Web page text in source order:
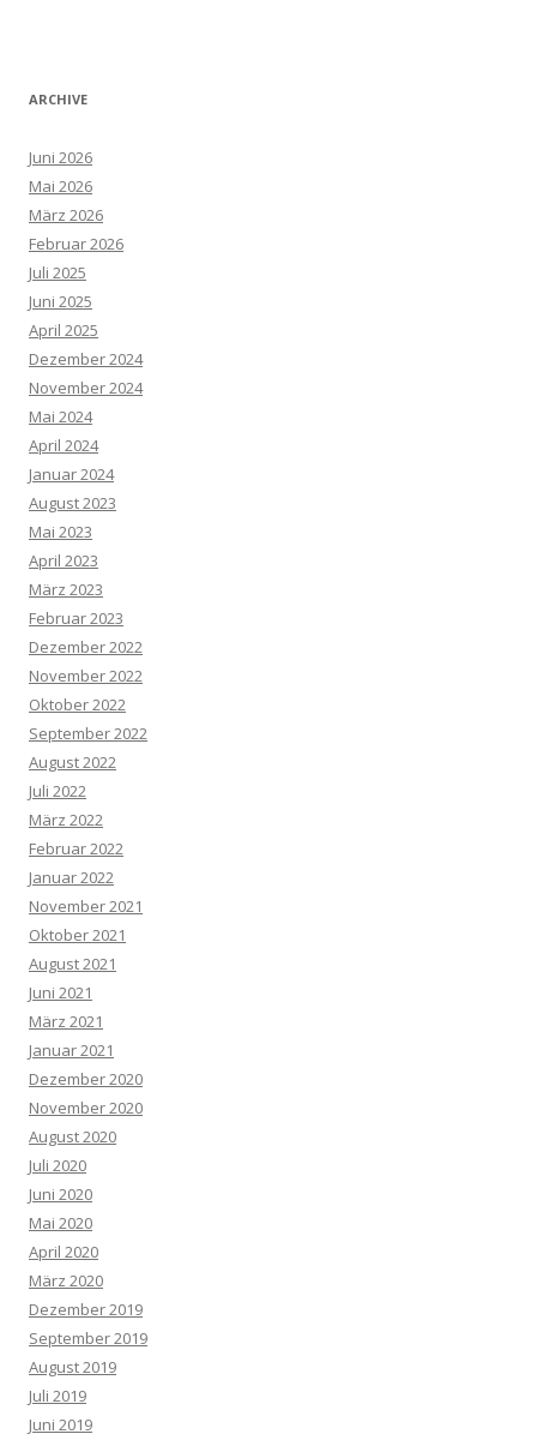
ARCHIVE
Juni 2026
Mai 2026
März 2026
Februar 2026
Juli 2025
Juni 2025
April 2025
Dezember 2024
November 2024
Mai 2024
April 2024
Januar 2024
August 2023
Mai 2023
April 2023
März 2023
Februar 2023
Dezember 2022
November 2022
Oktober 2022
September 2022
August 2022
Juli 2022
März 2022
Februar 2022
Januar 2022
November 2021
Oktober 2021
August 2021
Juni 2021
März 2021
Januar 2021
Dezember 2020
November 2020
August 2020
Juli 2020
Juni 2020
Mai 2020
April 2020
März 2020
Dezember 2019
September 2019
August 2019
Juli 2019
Juni 2019